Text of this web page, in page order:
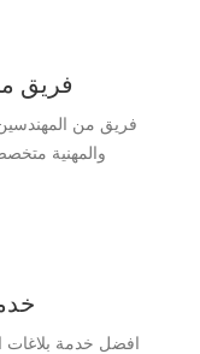
فريق
فريق من
والمهنية
افضل خدمة بلاغات